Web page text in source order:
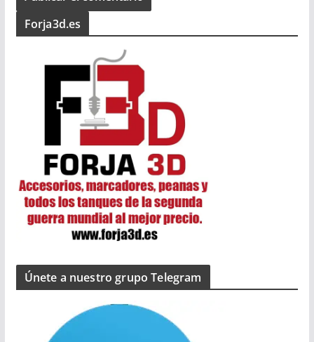
Forja3d.es
Únete a nuestro grupo Telegram